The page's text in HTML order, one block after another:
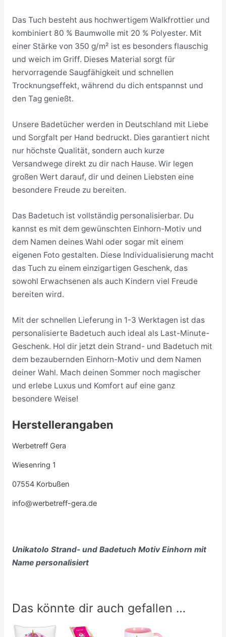
Das Tuch besteht aus hochwertigem Walkfrottier und
kombiniert 80 % Baumwolle mit 20 % Polyester. Mit
einer Stärke von 350 g/m² ist es besonders flauschig
und weich im Griff. Dieses Material sorgt für
hervorragende Saugfähigkeit und schnellen
Trocknungseffekt, während du dich entspannst und
den Tag genießt.
Unsere Badetücher werden in Deutschland mit Liebe
und Sorgfalt per Hand bedruckt. Dies garantiert nicht
nur höchste Qualität, sondern auch kurze
Versandwege direkt zu dir nach Hause. Wir legen
großen Wert darauf, dir und deinen Liebsten eine
besondere Freude zu bereiten.
Das Badetuch ist vollständig personalisierbar. Du
kannst es mit dem gewünschten Einhorn-Motiv und
dem Namen deines Wahl oder sogar mit einem
eigenen Foto gestalten. Diese Individualisierung macht
das Tuch zu einem einzigartigen Geschenk, das
sowohl Erwachsenen als auch Kindern viel Freude
bereiten wird.
Mit der schnellen Lieferung in 1-3 Werktagen ist das
personalisierte Badetuch auch ideal als Last-Minute-
Geschenk. Hol dir jetzt dein Strand- und Badetuch mit
dem bezaubernden Einhorn-Motiv und dem Namen
deiner Wahl. Mach deinen Sommer noch magischer
und erlebe Luxus und Komfort auf eine ganz
besondere Weise!
Herstellerangaben
Werbetreff Gera
Wiesenring 1
07554 Korbußen
info@werbetreff-gera.de
Unikatolo Strand- und Badetuch Motiv Einhorn mit
Name personalisiert
Das könnte dir auch gefallen …